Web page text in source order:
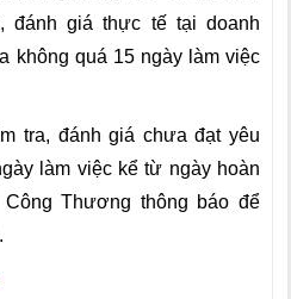
đánh giá thực tế tại doanh
không quá 15 ngày làm việc
tra, đánh giá chưa đạt yêu
làm việc kể từ ngày hoàn
Thương thông báo để